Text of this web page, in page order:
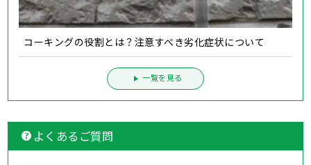
コーキングの役割とは？注意すべき劣化症状について
一覧を見る
よくあるご質問